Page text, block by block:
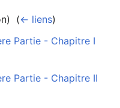
(← liens)
Partie - Chapitre I
Partie - Chapitre II